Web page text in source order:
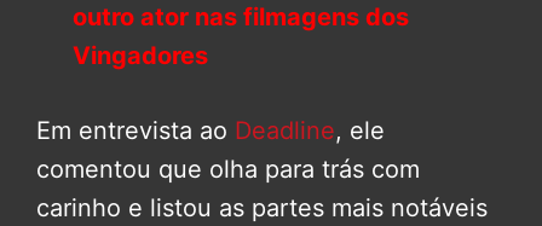
outro ator nas filmagens dos
Vingadores
Em entrevista ao Deadline, ele
comentou que olha para trás com
carinho e listou as partes mais notáveis